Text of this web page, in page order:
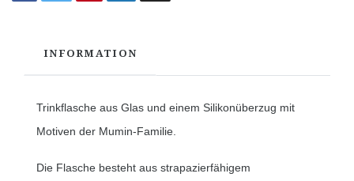
INFORMATION
Trinkflasche aus Glas und einem Silikonüberzug mit
Motiven der Mumin-Familie.
Die Flasche besteht aus strapazierfähigem